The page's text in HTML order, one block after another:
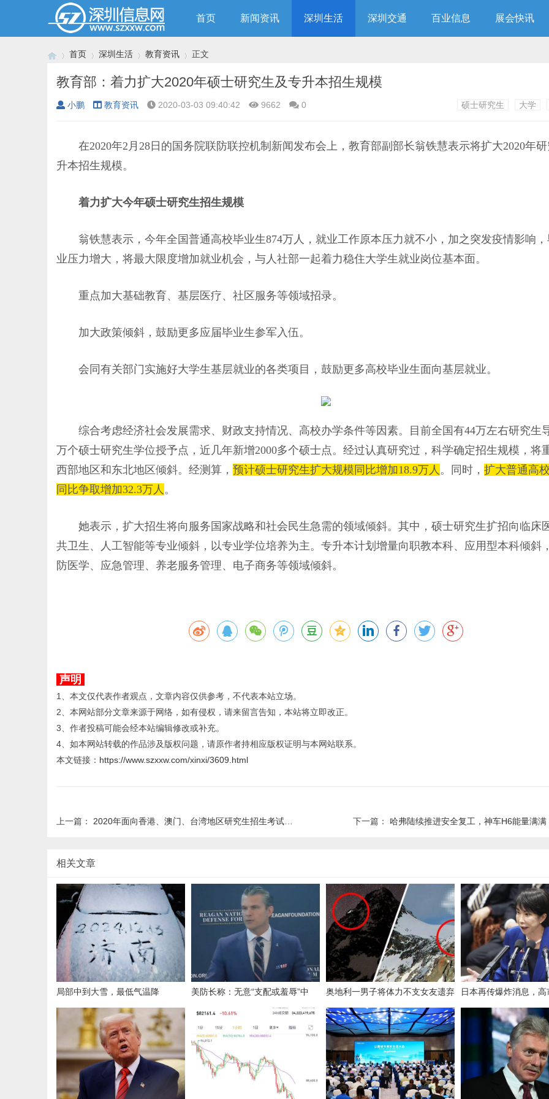
首页 新闻资讯 深圳生活 深圳交通 百业信息 展会快讯
›
首页 深圳生活
›
教育资讯
›
正文
教育部：着力扩大2020年硕士研究生及专升本招生规模
小鹏 教育资讯 2020-03-03 09:40:42 9662 0 硕士研究生 大学
在2020年2月28日的国务院联防联控机制新闻发布会上，教育部副部长翁铁慧表示将扩大2020年
升本招生规模。
着力扩大今年硕士研究生招生规模
翁铁慧表示，今年全国普通高校毕业生874万人，就业工作原本压力就不小，加之突发疫情影响，
业压力增大，将最大限度增加就业机会，与人社部一起着力稳住大学生就业岗位基本面。
重点加大基础教育、基层医疗、社区服务等领域招录。
加大政策倾斜，鼓励更多应届毕业生参军入伍。
会同有关部门实施好大学生基层就业的各类项目，鼓励更多高校毕业生面向基层就业。
综合考虑经济社会发展需求、财政支持情况、高校办学条件等因素。目前全国有44万左右研究生
万个硕士研究生学位授予点，近几年新增2000多个硕士点。经过认真研究过，科学确定招生规模，将
西部地区和东北地区倾斜。经测算， 预计硕士研究生扩大规模同比增加18.9万人 。同时， 扩大普通高
同比争取增加32.3万人 。
她表示，扩大招生将向服务国家战略和社会民生急需的领域倾斜。其中，硕士研究生扩招向临床
共卫生、人工智能等专业倾斜，以专业学位培养为主。专升本计划增量向职教本科、应用型本科倾斜
防医学、应急管理、养老服务管理、电子商务等领域倾斜。
声明
1、本文仅代表作者观点，文章内容仅供参考，不代表本站立场。
2、本网站部分文章来源于网络，如有侵权，请来留言告知，本站将立即改正。
3、作者投稿可能会经本站编辑修改或补充。
4、如本网站转载的作品涉及版权问题，请原作者持相应版权证明与本网站联系。
本文链接： https://www.szxxw.com/xinxi/3609.html
上一篇： 2020年面向香港、澳门、台湾地区研究生招生考试推迟 下一篇： 哈弗陆续推进安全复工，神车H6能量满满，你
相关文章
局部中到大雪，最低气温降
至-13℃，济南今冬的第一场雪，
或跟去年同一时间！
美防长称：无意“支配或羞辱”中
国，无意改变台海现状
奥地利一男子将体力不支女友遗弃
山顶，致其被冻死！检方披露细
节：女友情况危急，男子接到警方
电话仍不求援
日本再传爆炸消息，高
一战，解放军面朝日本